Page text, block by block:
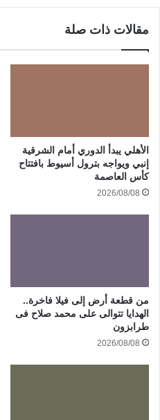
مقالات ذات صلة
الأهلي يبدأ الدوري أمام الشرقية
إنبي ويواجه بترول أسيوط بافتتاح
كأس العاصمة
2026/08/08
من قطعة أرض إلى فيلا فاخرة..
الهدايا تتوالى على محمد صلاح فى
طرابزون
2026/08/08